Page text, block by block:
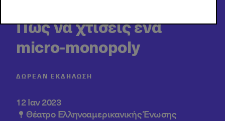
Πως να χτίσεις ένα
micro-monopoly
ΔΩΡΕΆΝ ΕΚΔΉΛΩΣΗ
12 Ιαν 2023
Θέατρο Ελληνοαμερικανικής Ένωσης